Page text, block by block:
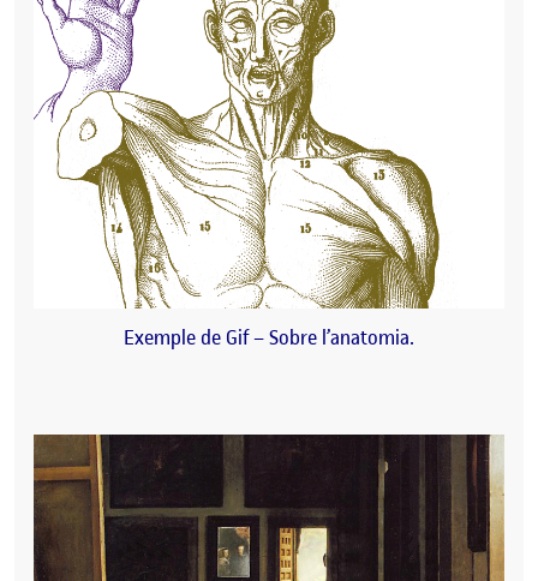
Exemple de Gif – Sobre l’anatomia.